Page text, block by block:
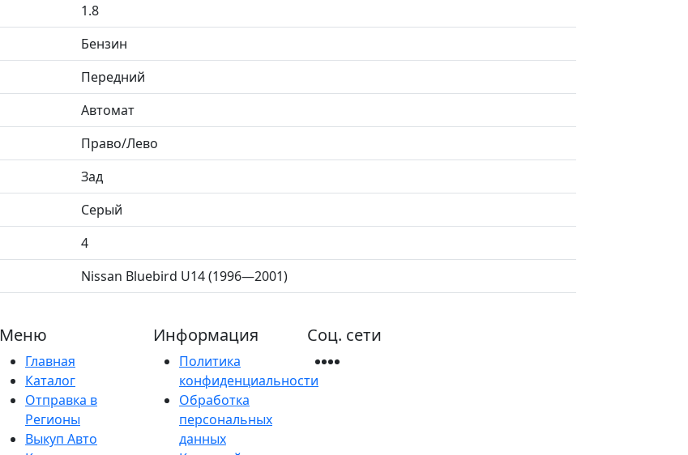
1.8
Бензин
Передний
Автомат
Право/Лево
Зад
Серый
4
Nissan Bluebird U14 (1996—2001)
Меню
Главная
Каталог
Отправка в
Регионы
Выкуп Авто
Информация
Политика
конфиденциальности
Обработка
персональных
данных
Соц. сети